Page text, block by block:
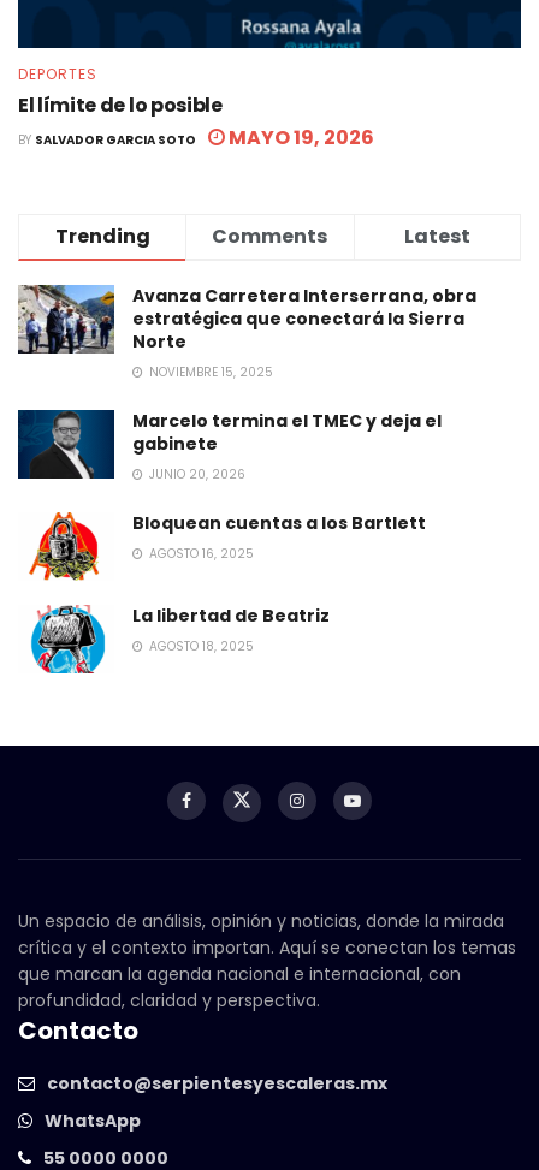
DEPORTES
El límite de lo posible
BY SALVADOR GARCIA SOTO MAYO 19, 2026
Trending Comments Latest
Avanza Carretera Interserrana, obra
estratégica que conectará la Sierra
Norte
NOVIEMBRE 15, 2025
Marcelo termina el TMEC y deja el
gabinete
JUNIO 20, 2026
Bloquean cuentas a los Bartlett
AGOSTO 16, 2025
La libertad de Beatriz
AGOSTO 18, 2025
Un espacio de análisis, opinión y noticias, donde la mirada
crítica y el contexto importan. Aquí se conectan los temas
que marcan la agenda nacional e internacional, con
profundidad, claridad y perspectiva.
Contacto
contacto@serpientesyescaleras.mx
WhatsApp
55 0000 0000